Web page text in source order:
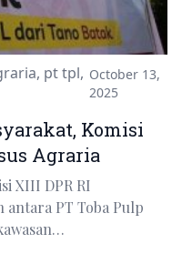
, pt tpl, October 13,
2025
Komisi
Agraria
XIII DPR RI
PT Toba Pulp